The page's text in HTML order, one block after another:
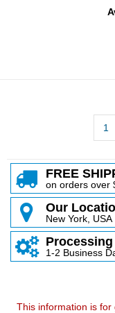
FREE
on orders over
Our
New York, USA
1-2 Business
This information is